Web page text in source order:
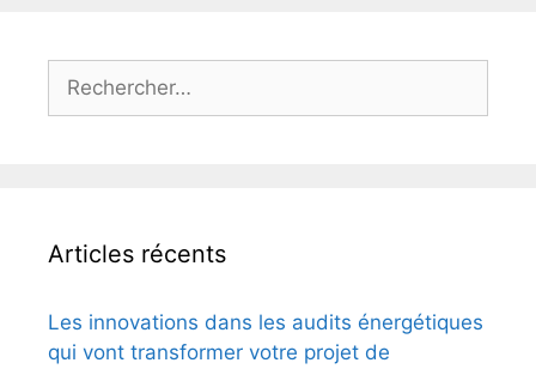
Rechercher :
Articles récents
Les innovations dans les audits énergétiques
qui vont transformer votre projet de